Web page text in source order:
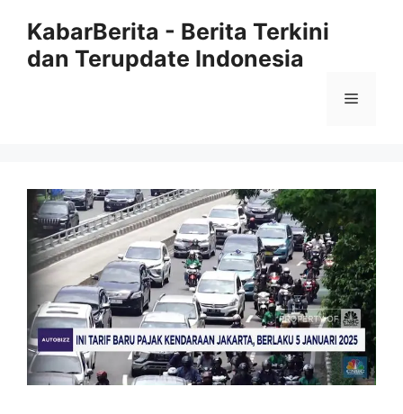
KabarBerita - Berita Terkini
dan Terupdate Indonesia
Menu